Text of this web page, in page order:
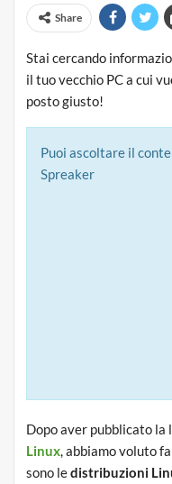
Share
Stai cercando
il tuo vecchio PC a cui
posto giusto!
Puoi ascoltare il
Spreaker
Dopo aver pubblicato la
Linux , abbiamo voluto
sono ledistribuzioni